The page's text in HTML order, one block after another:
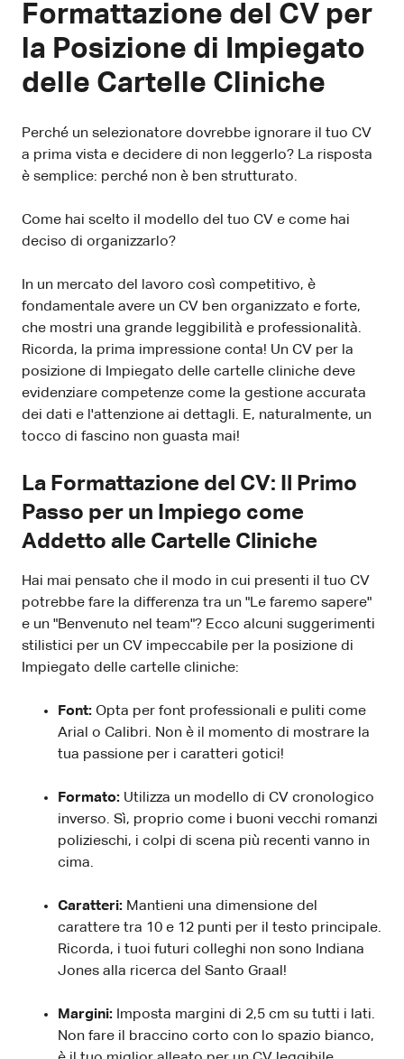
Formattazione del CV per
la Posizione di Impiegato
delle Cartelle Cliniche
Perché un selezionatore dovrebbe ignorare il tuo CV
a prima vista e decidere di non leggerlo? La risposta
è semplice: perché non è ben strutturato.
Come hai scelto il modello del tuo CV e come hai
deciso di organizzarlo?
In un mercato del lavoro così competitivo, è
fondamentale avere un CV ben organizzato e forte,
che mostri una grande leggibilità e professionalità.
Ricorda, la prima impressione conta! Un CV per la
posizione di Impiegato delle cartelle cliniche deve
evidenziare competenze come la gestione accurata
dei dati e l'attenzione ai dettagli. E, naturalmente, un
tocco di fascino non guasta mai!
La Formattazione del CV: Il Primo
Passo per un Impiego come
Addetto alle Cartelle Cliniche
Hai mai pensato che il modo in cui presenti il tuo CV
potrebbe fare la differenza tra un "Le faremo sapere"
e un "Benvenuto nel team"? Ecco alcuni suggerimenti
stilistici per un CV impeccabile per la posizione di
Impiegato delle cartelle cliniche:
Font: Opta per font professionali e puliti come
Arial o Calibri. Non è il momento di mostrare la
tua passione per i caratteri gotici!
Formato: Utilizza un modello di CV cronologico
inverso. Sì, proprio come i buoni vecchi romanzi
polizieschi, i colpi di scena più recenti vanno in
cima.
Caratteri: Mantieni una dimensione del
carattere tra 10 e 12 punti per il testo principale.
Ricorda, i tuoi futuri colleghi non sono Indiana
Jones alla ricerca del Santo Graal!
Margini: Imposta margini di 2,5 cm su tutti i lati.
Non fare il braccino corto con lo spazio bianco,